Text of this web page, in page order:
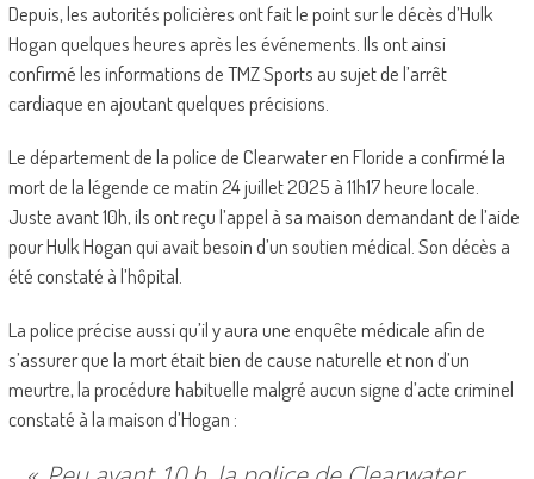
Depuis, les autorités policières ont fait le point sur le décès d’Hulk
Hogan quelques heures après les événements. Ils ont ainsi
confirmé les informations de TMZ Sports au sujet de l’arrêt
cardiaque en ajoutant quelques précisions.
Le département de la police de Clearwater en Floride a confirmé la
mort de la légende ce matin 24 juillet 2025 à 11h17 heure locale.
Juste avant 10h, ils ont reçu l’appel à sa maison demandant de l’aide
pour Hulk Hogan qui avait besoin d’un soutien médical. Son décès a
été constaté à l’hôpital.
La police précise aussi qu’il y aura une enquête médicale afin de
s’assurer que la mort était bien de cause naturelle et non d’un
meurtre, la procédure habituelle malgré aucun signe d’acte criminel
constaté à la maison d’Hogan :